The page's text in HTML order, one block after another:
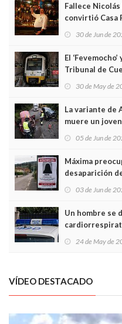
Fallece
convirtió Casa
Asturias en
30 de Jun de
El
Tribunal de
sobrecoste de
30 de May de
La variante de
muere un
frontal
05 de Jun de
Máxima
desaparición
03 de Jun de
Un hombre se
Local en Luanco
24 de May de
VÍDEO DESTACADO